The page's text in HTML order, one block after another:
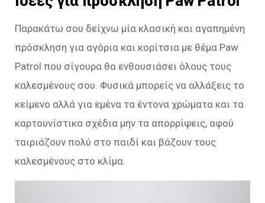
Παρακάτω σου δείχνω μία κλασική και αγαπημένη
πρόσκληση για αγόρια και κορίτσια με θέμα Paw
Patrol που σίγουρα θα ενθουσιάσει όλους τους
καλεσμένους σου. Φυσικά μπορείς να αλλάξεις το
κείμενο αλλά για εμένα τα έντονα χρώματα και τα
καρτουνίστικα σχέδια μην τα απορρίψεις, αφού
ταιριάζουν πολύ στο παιδί και βάζουν τους
καλεσμένους στο κλίμα.